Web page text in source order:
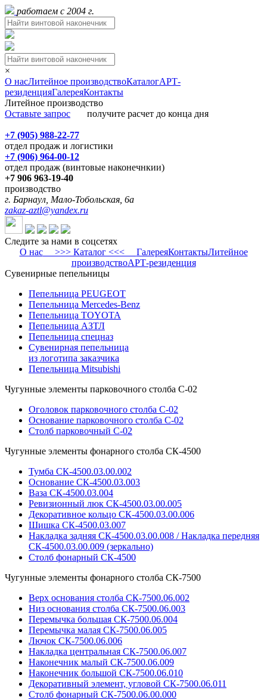
работаем с 2004 г.
×
О насЛитейное производствоКаталогАРТ-
резиденцияГалереяКонтакты
Литейное производство
Оставьте запрос получите расчет до конца дня
+7 (905) 988-22-77
отдел продаж и логистики
+7 (906) 964-00-12
отдел продаж (винтовые наконечнкии)
+7 906 963-19-40
производство
г. Барнаул, Мало-Тобольская, 6а
zakaz-aztl@yandex.ru
Следите за нами в соцсетях
О нас>>> Каталог <<< ГалереяКонтактыЛитейное
производствоАРТ-резиденция
Сувенирные пепельницы
Пепельница PEUGEOT
Пепельница Mercedes-Benz
Пепельница TOYOTA
Пепельница АЗТЛ
Пепельница спецназ
Сувенирная пепельница
из логотипа заказчика
Пепельница Mitsubishi
Чугунные элементы парковочного столба С-02
Оголовок парковочного столба С-02
Основание парковочного столба С-02
Столб парковочный С-02
Чугунные элементы фонарного столба СК-4500
Тумба СК-4500.03.00.002
Основание СК-4500.03.003
Ваза СК-4500.03.004
Ревизионный люк СК-4500.03.00.005
Декоративное кольцо СК-4500.03.00.006
Шишка СК-4500.03.007
Накладка задняя СК-4500.03.00.008 / Накладка передняя
СК-4500.03.00.009 (зеркально)
Столб фонарный СК-4500
Чугунные элементы фонарного столба СК-7500
Верх основания столба СК-7500.06.002
Низ основания столба СК-7500.06.003
Перемычка большая СК-7500.06.004
Перемычка малая СК-7500.06.005
Лючок СК-7500.06.006
Накладка центральная СК-7500.06.007
Наконечник малый СК-7500.06.009
Наконечник большой СК-7500.06.010
Декоративный элемент, угловой СК-7500.06.011
Столб фонарный СК-7500.06.00.000